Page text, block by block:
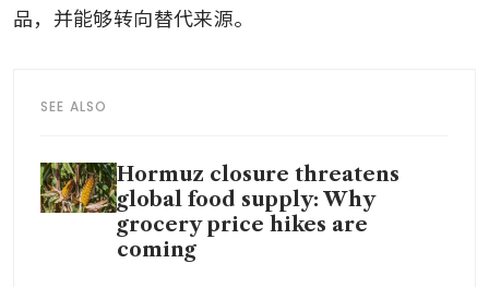
品，并能够转向替代来源。
SEE ALSO
Hormuz closure threatens
global food supply: Why
grocery price hikes are
coming